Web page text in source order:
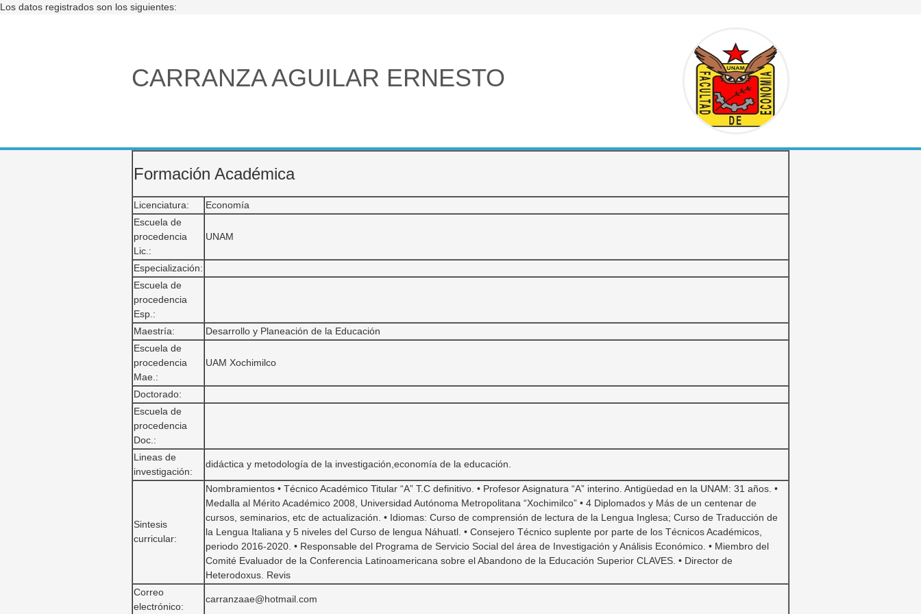
Los datos registrados son los siguientes:
CARRANZA AGUILAR ERNESTO
Formación Académica
Licenciatura:
Economía
Escuela de
procedencia
Lic.:
UNAM
Especialización:
Escuela de
procedencia
Esp.:
Maestría:
Desarrollo y Planeación de la Educación
Escuela de
procedencia
Mae.:
UAM Xochimilco
Doctorado:
Escuela de
procedencia
Doc.:
Lineas de
investigación:
didáctica y metodología de la investigación,economía de la educación.
Sintesis
curricular:
Nombramientos • Técnico Académico Titular “A” T.C definitivo. • Profesor Asignatura “A” interino. Antigüedad en la UNAM: 31 años. •
Medalla al Mérito Académico 2008, Universidad Autónoma Metropolitana “Xochimilco” • 4 Diplomados y Más de un centenar de
cursos, seminarios, etc de actualización. • Idiomas: Curso de comprensión de lectura de la Lengua Inglesa; Curso de Traducción de
la Lengua Italiana y 5 niveles del Curso de lengua Náhuatl. • Consejero Técnico suplente por parte de los Técnicos Académicos,
periodo 2016-2020. • Responsable del Programa de Servicio Social del área de Investigación y Análisis Económico. • Miembro del
Comité Evaluador de la Conferencia Latinoamericana sobre el Abandono de la Educación Superior CLAVES. • Director de
Heterodoxus. Revis
Correo
electrónico:
carranzaae@hotmail.com